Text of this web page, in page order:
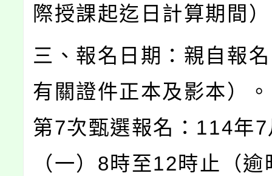
際授課起迄日計算期間
三、報名日期：親自報
有關證件正本及影本）。
第7次甄選報名：114年
（一）8時至12時止（